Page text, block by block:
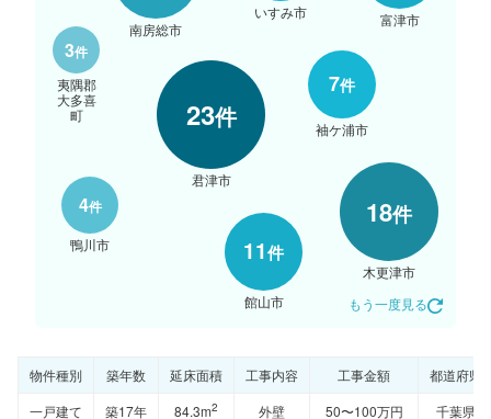
23件
君津市
18件
木更津市
南房総市
11件
館山市
富津市
7件
袖ケ浦市
いすみ市
4件
鴨川市
3件
夷隅郡
大多喜
町
もう一度見る
物件種別 築年数 延床面積 工事内容 工事金額
都道府県
一戸建て
築17年 84.3m2 外壁 50〜100万円 千葉県